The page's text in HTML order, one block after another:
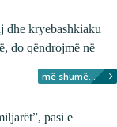
dhe kryebashkiaku
do qëndrojmë në
më shumë...
pasi e